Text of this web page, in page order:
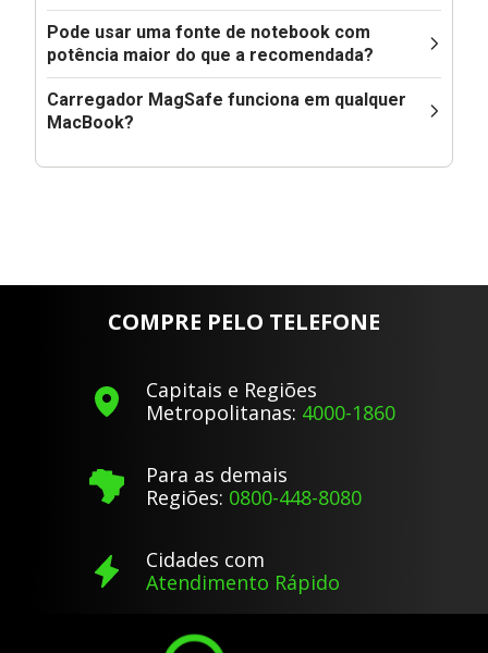
Pode usar uma fonte de notebook com
potência maior do que a recomendada?
Carregador MagSafe funciona em qualquer
MacBook?
COMPRE PELO TELEFONE
Capitais e Regiões
Metropolitanas: 4000-1860
Para as demais
Regiões: 0800-448-8080
Cidades com
Atendimento Rápido